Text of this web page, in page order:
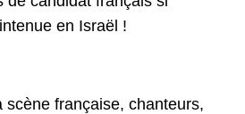
en Israël !
scène française, chanteurs,